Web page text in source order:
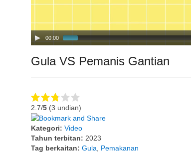
00:00
Gula VS Pemanis Gantian
2.7/5 (3 undian)
Kategori: Video
Tahun terbitan: 2023
Tag berkaitan: Gula, Pemakanan